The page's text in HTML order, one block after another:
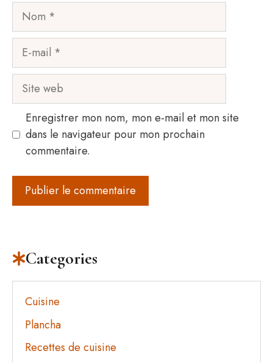
Nom
mail
Site
web
Enregistrer mon nom, mon e-mail et mon site
dans le navigateur pour mon prochain
commentaire.
Categories
Cuisine
Plancha
Recettes de cuisine